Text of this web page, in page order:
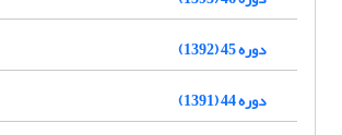
دوره 45 (1392)
دوره 44 (1391)